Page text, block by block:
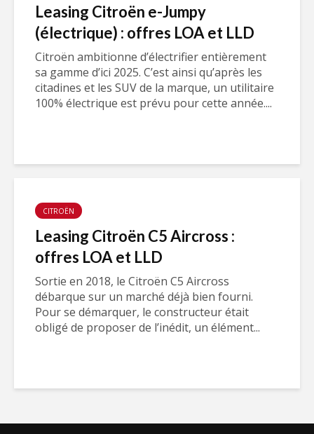
Leasing Citroën e-Jumpy
(électrique) : offres LOA et LLD
Citroën ambitionne d’électrifier entièrement
sa gamme d’ici 2025. C’est ainsi qu’après les
citadines et les SUV de la marque, un utilitaire
100% électrique est prévu pour cette année....
CITROËN
Leasing Citroën C5 Aircross :
offres LOA et LLD
Sortie en 2018, le Citroën C5 Aircross
débarque sur un marché déjà bien fourni.
Pour se démarquer, le constructeur était
obligé de proposer de l’inédit, un élément...